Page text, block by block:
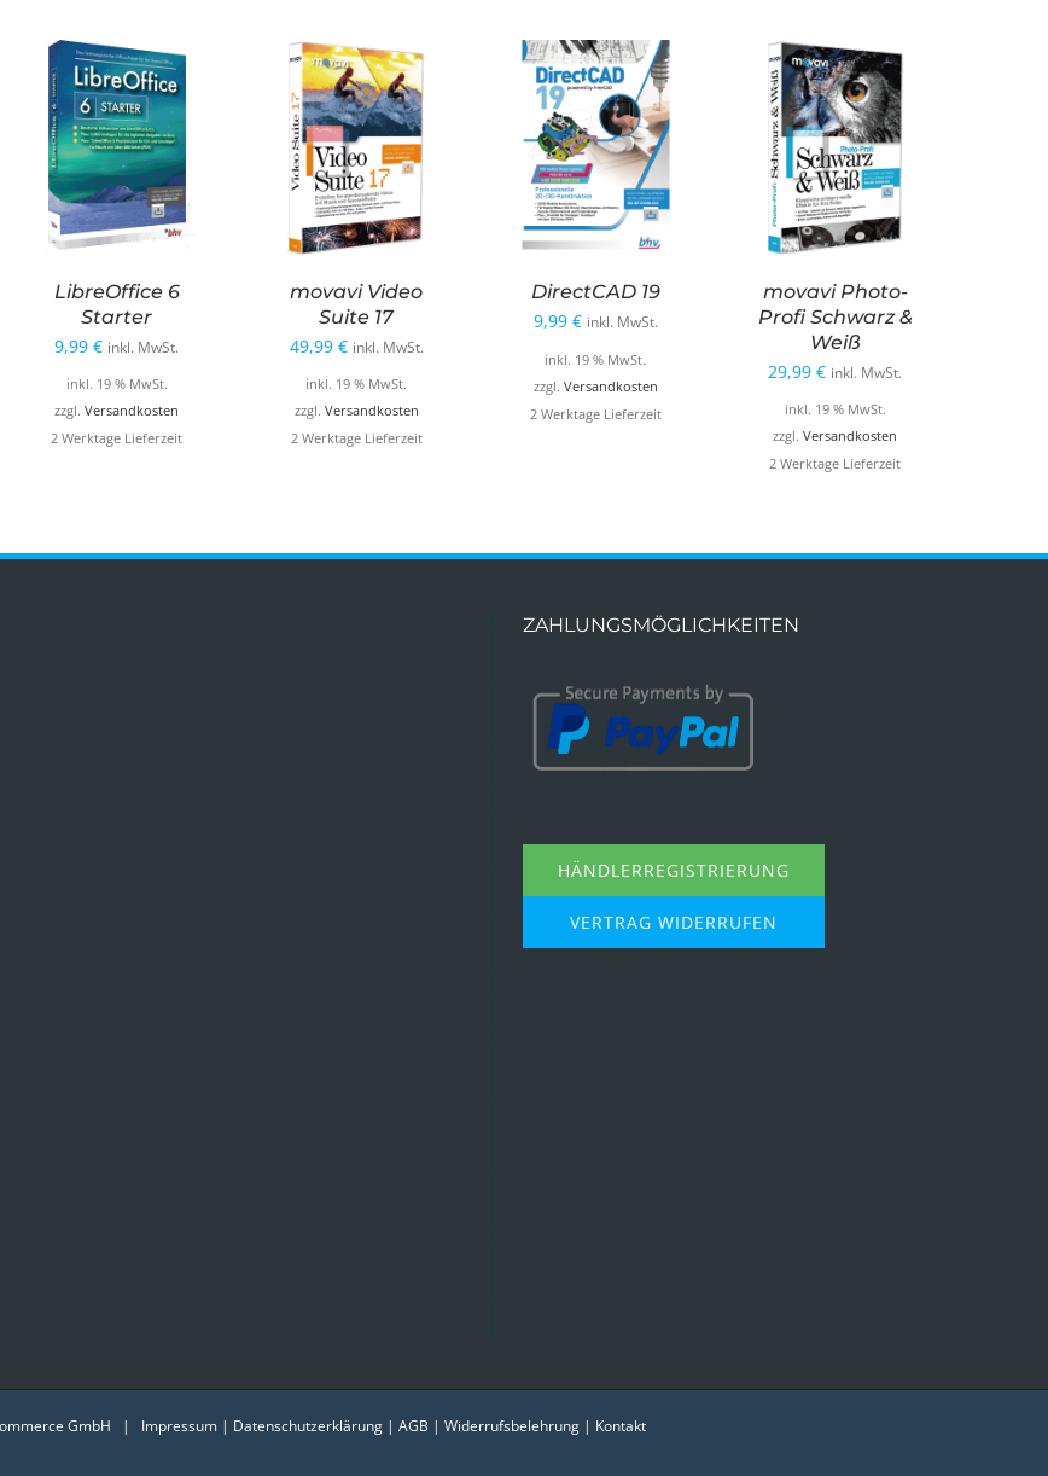
LibreOffice 6
Starter
9,99€ inkl. MwSt.
inkl. 19 % MwSt.
zzgl.Versandkosten
2 Werktage Lieferzeit
movavi Video
Suite 17
49,99 € inkl. MwSt.
inkl. 19 % MwSt.
zzgl. Versandkosten
2 Werktage Lieferzeit
DirectCAD 19
9,99 € inkl. MwSt.
inkl. 19 % MwSt.
zzgl. Versandkosten
2 Werktage Lieferzeit
movavi Photo-
Profi Schwarz &
Weiß
29,99€ inkl. MwSt.
inkl. 19 % MwSt.
zzgl.Versandkosten
2 Werktage Lieferzeit
ZAHLUNGSMÖGLICHKEITEN
HÄNDLERREGISTRIERUNG
VERTRAG WIDERRUFEN
GmbH | Impressum| Datenschutzerklärung| AGB | Widerrufsbelehrung| Kontakt